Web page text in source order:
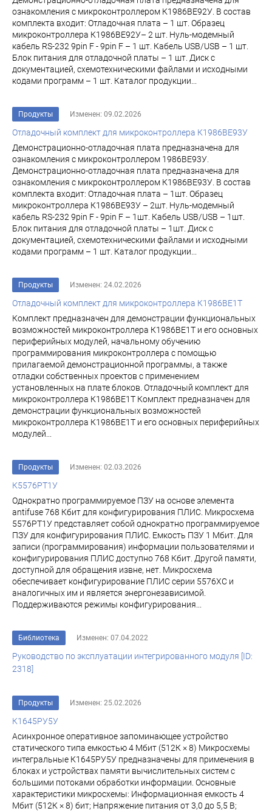
ознакомления с микроконтроллером К1986ВЕ92У. В состав
комплекта входит: Отладочная плата – 1 шт. Образец
микроконтроллера К1986ВЕ92У– 2 шт. Нуль-модемный
кабель RS-232 9pin F - 9pin F – 1 шт. Кабель USB/USB – 1 шт.
Блок питания для отладочной платы – 1 шт. Диск с
документацией, схемотехническими файлами и исходными
кодами программ – 1 шт. Каталог продукции...
Продукты Изменен: 09.02.2026
Отладочный комплект для микроконтроллера К1986ВЕ93У
Демонстрационно-отладочная плата предназначена для
ознакомления с микроконтроллером 1986ВЕ93У.
Демонстрационно-отладочная плата предназначена для
ознакомления с микроконтроллером К1986ВЕ93У. В состав
комплекта входит: Отладочная плата – 1шт. Образец
микроконтроллера К1986ВЕ93У – 2шт. Нуль-модемный
кабель RS-232 9pin F - 9pin F – 1шт. Кабель USB/USB – 1шт.
Блок питания для отладочной платы – 1шт. Диск с
документацией, схемотехническими файлами и исходными
кодами программ – 1 шт. Каталог продукции...
Продукты Изменен: 24.02.2026
Отладочный комплект для микроконтроллера К1986ВЕ1Т
Комплект предназначен для демонстрации функциональных
возможностей микроконтроллера К1986ВЕ1Т и его основных
периферийных модулей, начальному обучению
программирования микроконтроллера с помощью
прилагаемой демонстрационной программы, а также
отладки собственных проектов с применением
установленных на плате блоков. Отладочный комплект для
микроконтроллера К1986ВЕ1Т Комплект предназначен для
демонстрации функциональных возможностей
микроконтроллера К1986ВЕ1Т и его основных периферийных
модулей...
Продукты Изменен: 02.03.2026
К5576РТ1У
Однократно программируемое ПЗУ на основе элемента
antifuse 768 Кбит для конфигурирования ПЛИС. Микросхема
5576РТ1У представляет собой однократно программируемое
ПЗУ для конфигурирования ПЛИС. Емкость ПЗУ 1 Мбит. Для
записи (программирования) информации пользователями и
конфигурирования ПЛИС доступно 768 Кбит. Другой памяти,
доступной для обращения извне, нет. Микросхема
обеспечивает конфигурирование ПЛИС серии 5576ХС и
аналогичных им и является энергонезависимой.
Поддерживаются режимы конфигурирования...
Библиотека Изменен: 07.04.2022
Руководство по эксплуатации интегрированного модуля [ID:
2318]
Продукты Изменен: 25.02.2026
К1645РУ5У
Асинхронное оперативное запоминающее устройство
статического типа емкостью 4 Мбит (512К × 8) Микросхемы
интегральные К1645РУ5У предназначены для применения в
блоках и устройствах памяти вычислительных систем с
большими потоками обработки информации. Основные
характеристики микросхемы: Информационная емкость 4
Мбит (512К × 8) бит; Напряжение питания от 3,0 до 5,5 В;